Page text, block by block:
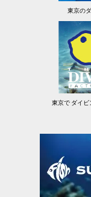
東京の
東京で ダイビ